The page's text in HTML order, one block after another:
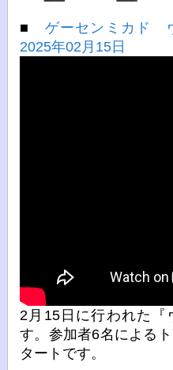
■ ゲーセンミカド
2025年02月15日
2月15日に行われた『
す。参加者6名による
タートです。